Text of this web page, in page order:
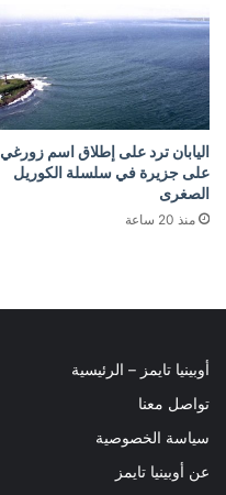
اليابان ترد على إطلاق اسم زورغي
على جزيرة في سلسلة الكوريل
الصغرى
منذ 20 ساعة
أوبينيا تايمز – الرئيسية
تواصل معنا
سياسة الخصوصية
عن أوبينيا تايمز